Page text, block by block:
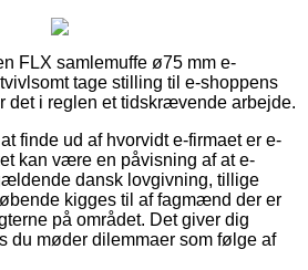
FLX samlemuffe ø75 mm e-
tage stilling til e-shoppens
det i reglen et tidskrævende arbejde.
finde ud af hvorvidt e-firmaet er e-
kan være en påvisning af at e-
dansk lovgivning, tillige
kigges til af fagmænd der er
på området. Det giver dig
du møder dilemmaer som følge af